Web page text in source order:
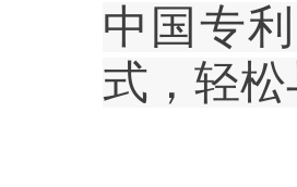
中国专
式，轻